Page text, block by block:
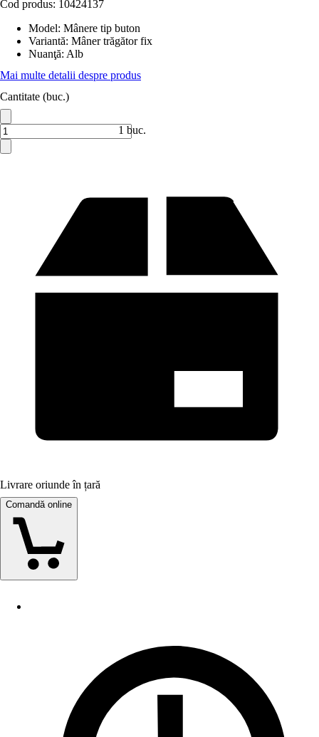
Cod produs: 10424137
Model: Mânere tip buton
Variantă: Mâner trăgător fix
Nuanţă: Alb
Mai multe detalii despre produs
Cantitate (buc.)
1 buc.
Livrare oriunde în țară
Comandă online